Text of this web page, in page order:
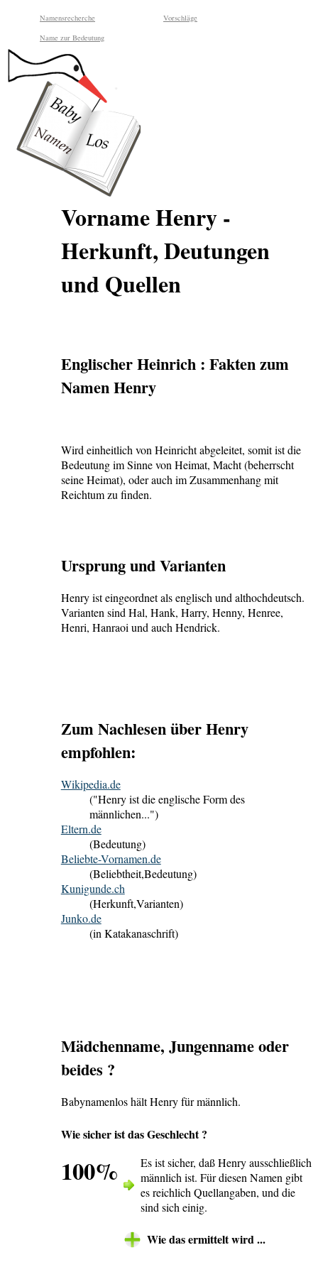
Namensrecherche Vorschläge
Name zur Bedeutung
Vorname Henry -
Herkunft, Deutungen
und Quellen
Englischer Heinrich : Fakten zum
Namen Henry
Wird einheitlich von Heinricht abgeleitet, somit ist die
Bedeutung im Sinne von Heimat, Macht (beherrscht
seine Heimat), oder auch im Zusammenhang mit
Reichtum zu finden.
Ursprung und Varianten
Henry ist eingeordnet als englisch und althochdeutsch.
Varianten sind Hal, Hank, Harry, Henny, Henree,
Henri, Hanraoi und auch Hendrick.
Zum Nachlesen über Henry
empfohlen:
Wikipedia.de
("Henry ist die englische Form des
männlichen...")
Eltern.de
(Bedeutung)
Beliebte-Vornamen.de
(Beliebtheit,Bedeutung)
Kunigunde.ch
(Herkunft,Varianten)
Junko.de
(in Katakanaschrift)
Mädchenname, Jungenname oder
beides ?
Babynamenlos hält Henry für männlich.
Wie sicher ist das Geschlecht ?
100%
Es ist sicher, daß Henry ausschließlich
männlich ist. Für diesen Namen gibt
es reichlich Quellangaben, und die
sind sich einig.
Wie das ermittelt wird ...